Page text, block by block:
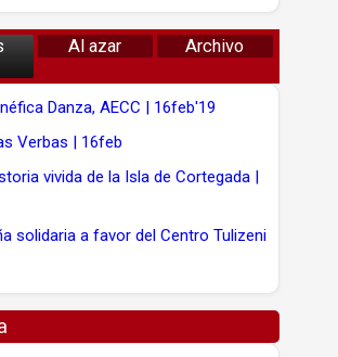
Al azar Archivo
Danza, AECC | 16feb'19
Verbas | 16feb
vivida de la Isla de Cortegada |
solidaria a favor del Centro Tulizeni